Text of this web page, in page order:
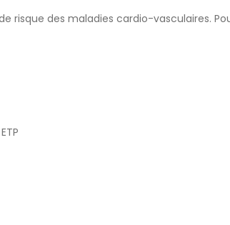
risque des maladies cardio-vasculaires.